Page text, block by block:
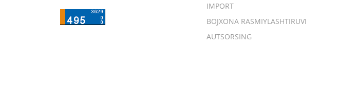
IMPORT
BOJXONA RASMIYLASHTIRUVI
AUTSORSING